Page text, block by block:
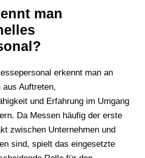
man
erkennt man an
aus Auftreten,
und Erfahrung im Umgang
Da Messen häufig der erste
zwischen Unternehmen und
sind, spielt das eingesetzte